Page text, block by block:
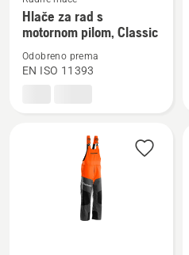
više
detalja
Hlače
Hlače za rad s
motornom pilom, Classic
Odobreno prema
EN ISO 11393